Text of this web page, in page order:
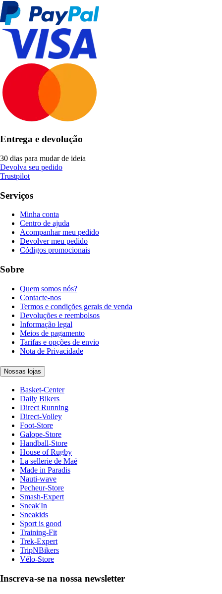
Entrega e devolução
30 dias para mudar de ideia
Devolva seu pedido
Trustpilot
Serviços
Minha conta
Centro de ajuda
Acompanhar meu pedido
Devolver meu pedido
Códigos promocionais
Sobre
Quem somos nós?
Contacte-nos
Termos e condições gerais de venda
Devoluções e reembolsos
Informação legal
Meios de pagamento
Tarifas e opções de envio
Nota de Privacidade
Nossas lojas
Basket-Center
Daily Bikers
Direct Running
Direct-Volley
Foot-Store
Galope-Store
Handball-Store
House of Rugby
La sellerie de Maé
Made in Paradis
Nauti-wave
Pecheur-Store
Smash-Expert
Sneak'In
Sneakids
Sport is good
Training-Fit
Trek-Expert
TripNBikers
Vélo-Store
Inscreva-se na nossa newsletter